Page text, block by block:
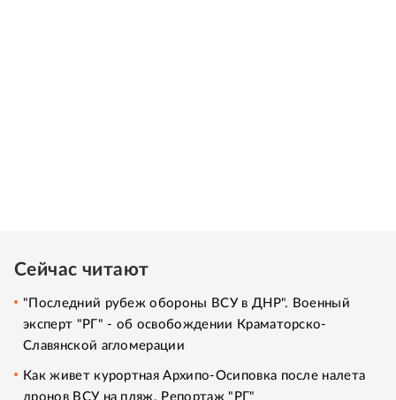
Сейчас читают
"Последний рубеж обороны ВСУ в ДНР". Военный
эксперт "РГ" - об освобождении Краматорско-
Славянской агломерации
Как живет курортная Архипо-Осиповка после налета
дронов ВСУ на пляж. Репортаж "РГ"